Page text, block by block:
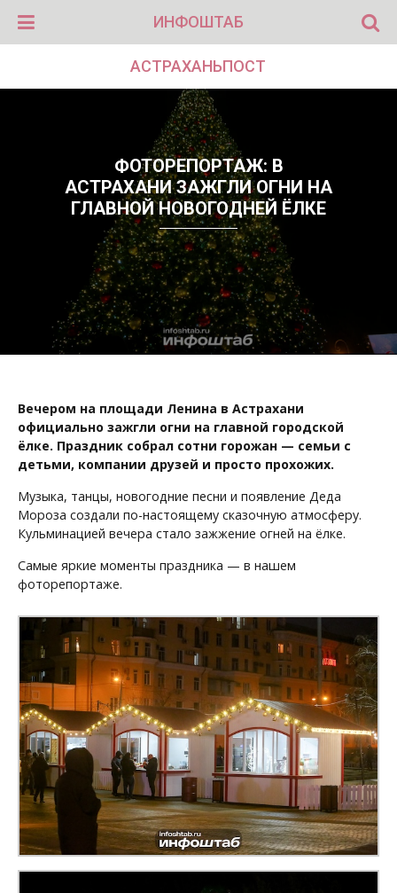
ИНФОШТАБ
АСТРАХАНЬПОСТ
ФОТОРЕПОРТАЖ: В
АСТРАХАНИ ЗАЖГЛИ ОГНИ НА
ГЛАВНОЙ НОВОГОДНЕЙ ЁЛКЕ
Вечером на площади Ленина в Астрахани
официально зажгли огни на главной городской
ёлке. Праздник собрал сотни горожан — семьи с
детьми, компании друзей и просто прохожих.
Музыка, танцы, новогодние песни и появление Деда
Мороза создали по-настоящему сказочную атмосферу.
Кульминацией вечера стало зажжение огней на ёлке.
Самые яркие моменты праздника — в нашем
фоторепортаже.